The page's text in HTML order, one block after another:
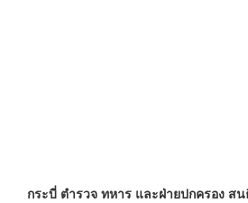
กระบี่ ตำรวจ ทหาร และฝ่ายปกครอง สน